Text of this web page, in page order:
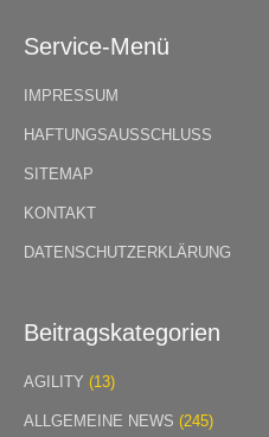
Service-Menü
IMPRESSUM
HAFTUNGSAUSSCHLUSS
SITEMAP
KONTAKT
DATENSCHUTZERKLÄRUNG
Beitragskategorien
AGILITY (13)
ALLGEMEINE NEWS (245)